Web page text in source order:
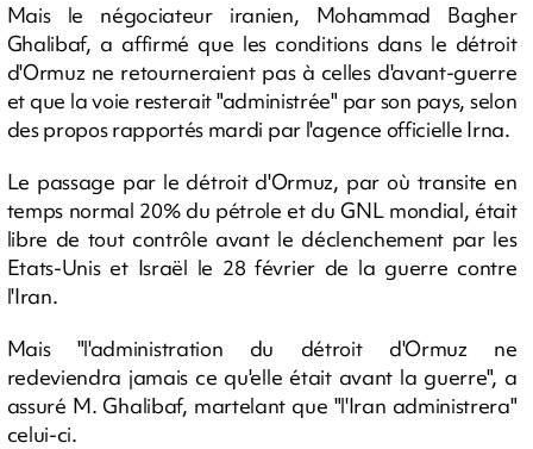
Mais le négociateur iranien, Mohammad Bagher
Ghalibaf, a affirmé que les conditions dans le détroit
d'Ormuz ne retourneraient pas à celles d'avant-guerre
et que la voie resterait "administrée" par son pays, selon
des propos rapportés mardi par l'agence officielle Irna.
Le passage par le détroit d'Ormuz, par où transite en
temps normal 20% du pétrole et du GNL mondial, était
libre de tout contrôle avant le déclenchement par les
Etats-Unis et Israël le 28 février de la guerre contre
l'Iran.
Mais "l'administration du détroit d'Ormuz ne
redeviendra jamais ce qu'elle était avant la guerre", a
assuré M. Ghalibaf, martelant que "l'Iran administrera"
celui-ci.